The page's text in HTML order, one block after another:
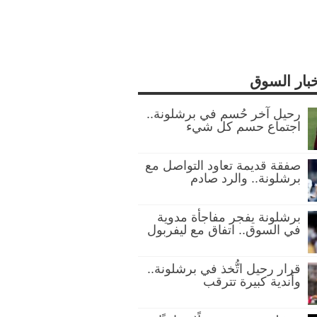
السوق
رحيل آخر حُسم في برشلونة..
اجتماع حسم كل شيء
صفقة قديمة تعاود التواصل مع
برشلونة.. والرد صادم
برشلونة يفجر مفاجأة مدوية
في السوق.. اتفاق مع ليفربول
قرار رحيل اتُّخذ في برشلونة..
وأندية كبيرة تترقب